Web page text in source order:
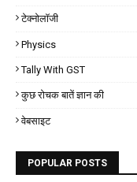
टेक्नोलॉजी
Physics
Tally With GST
कुछ रोचक बातें ज्ञान की
वेबसाइट
POPULAR POSTS